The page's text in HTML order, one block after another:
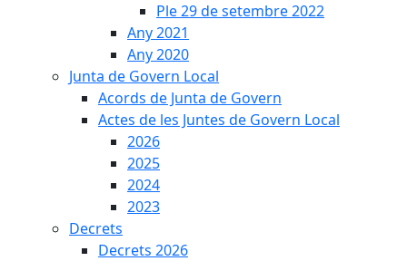
Ple 29 de setembre 2022
Any 2021
Any 2020
Junta de Govern Local
Acords de Junta de Govern
Actes de les Juntes de Govern Local
2026
2025
2024
2023
Decrets
Decrets 2026